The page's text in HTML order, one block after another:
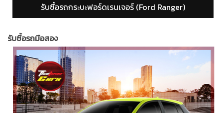
รับซื้อรถกระบะอีซูซุ ดีแม็ก (isuzu dmax)
รับซื้อรถมือสอง